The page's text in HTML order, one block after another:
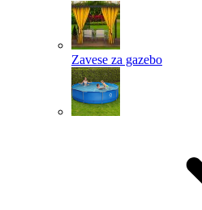
Zavese za gazebo